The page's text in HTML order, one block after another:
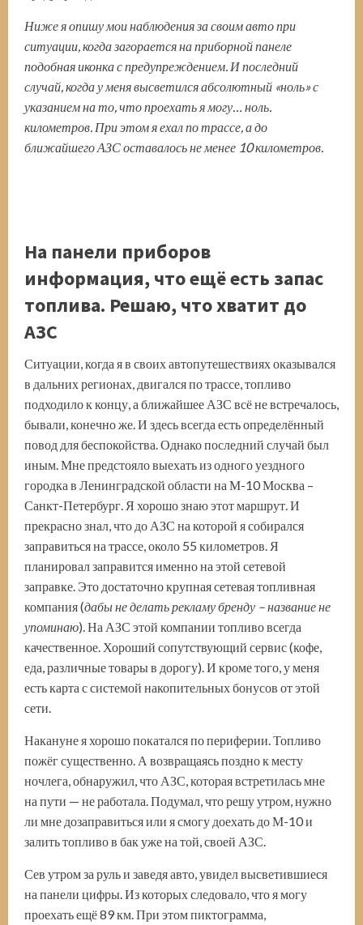
Ниже я опишу мои наблюдения за своим авто при
ситуации, когда загорается на приборной панеле
подобная иконка с предупреждением. И последний
случай, когда у меня высветился абсолютный «ноль» с
указанием на то, что проехать я могу… ноль.
километров. При этом я ехал по трассе, а до
ближайшего АЗС оставалось не менее 10 километров.
На панели приборов
информация, что ещё есть запас
топлива. Решаю, что хватит до
АЗС
Ситуации, когда я в своих автопутешествиях оказывался
в дальних регионах, двигался по трассе, топливо
подходило к концу, а ближайшее АЗС всё не встречалось,
бывали, конечно же. И здесь всегда есть определённый
повод для беспокойства. Однако последний случай был
иным. Мне предстояло выехать из одного уездного
городка в Ленинградской области на М-10 Москва –
Санкт-Петербург. Я хорошо знаю этот маршрут. И
прекрасно знал, что до АЗС на которой я собирался
заправиться на трассе, около 55 километров. Я
планировал заправится именно на этой сетевой
заправке. Это достаточно крупная сетевая топливная
компания (дабы не делать рекламу бренду – название не
упоминаю). На АЗС этой компании топливо всегда
качественное. Хороший сопутствующий сервис (кофе,
еда, различные товары в дорогу). И кроме того, у меня
есть карта с системой накопительных бонусов от этой
сети.
Накануне я хорошо покатался по периферии. Топливо
пожёг существенно. А возвращаясь поздно к месту
ночлега, обнаружил, что АЗС, которая встретилась мне
на пути — не работала. Подумал, что решу утром, нужно
ли мне дозаправиться или я смогу доехать до М-10 и
залить топливо в бак уже на той, своей АЗС.
Сев утром за руль и заведя авто, увидел высветившиеся
на панели цифры. Из которых следовало, что я могу
проехать ещё 89 км. При этом пиктограмма,